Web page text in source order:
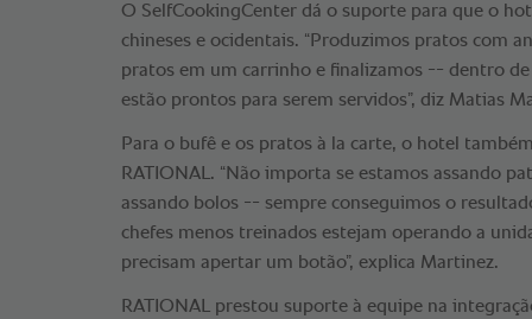
O SelfCookingCenter dá o suporte para que o
chineses e ocidentais. “Produzimos pratos com
pratos em um carrinho e finalizamos -- dentro
estão prontos para serem servidos”, diz Matias
Para o bufê e os pratos à la carte, o hotel
RATIONAL. “Não importa se estamos assando
assando bolos -- sempre conseguimos o
chefes menos treinados estejam operando a
precisam apertar um botão”, explica Martinez.
RATIONAL prestou suporte à equipe na